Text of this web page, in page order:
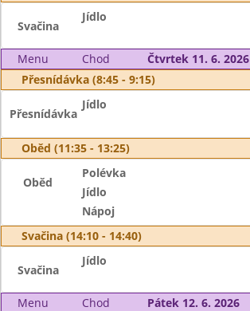
Svačina
Jídlo
Menu Chod
Čtvrtek 11. 6. 2026
Přesnídávka (8:45 - 9:15)
Přesnídávka
Jídlo
Oběd (11:35 - 13:25)
Oběd
Polévka
Jídlo
Nápoj
Svačina (14:10 - 14:40)
Svačina
Jídlo
Menu Chod
Pátek 12. 6. 2026